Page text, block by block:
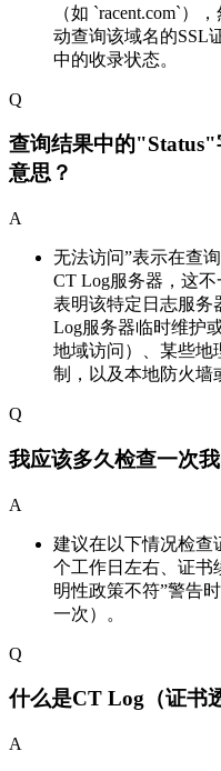
（如 `racent.com`）
动查询该域名的SSL
中的收录状态。
Q
查询结果中的
意思？
A
无法访问”表示在查
CT Log服务器，这
表明该特定日志服务
Log服务器临时维护
地域访问）、某些地
制，以及本地防火墙
Q
我应该多久检查一次
A
建议在以下情况检查
个工作日左右、证书
明性政策不符”警告
一次）。
Q
什么是CT Log（证书
A